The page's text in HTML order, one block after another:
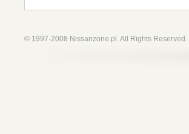
© 1997-2008 Nissanzone.pl. All Rights Reserved.